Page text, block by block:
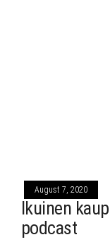
August 7, 2020
Ikuinen
podcast